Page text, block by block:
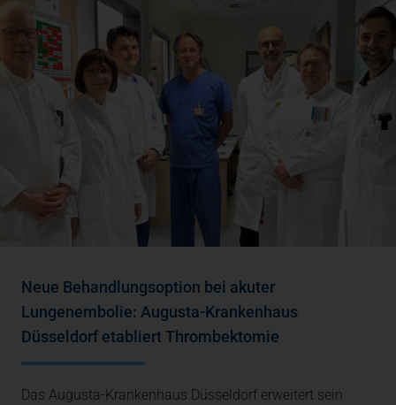
Neue Behandlungsoption bei akuter
Lungenembolie: Augusta-Krankenhaus
Düsseldorf etabliert Thrombektomie
Das Augusta-Krankenhaus Düsseldorf erweitert sein